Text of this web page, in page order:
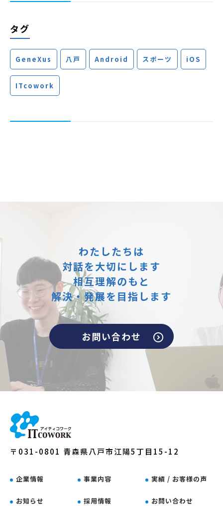
タグ
GeneXus 八戸 Android スポーツ iOS
ITcowork
わたしたちは
対話を大切にします
相互理解のもと
解決・発展を目指します
お問い合わせ
〒031-0801 青森県八戸市江陽5丁目15-12
企業情報 事業内容 実績 / お客様の声
お知らせ 採用情報 お問い合わせ